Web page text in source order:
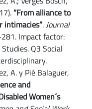
“From alliance to
intimacies”. Journal
Impact factor:
Q3 Social
A. y Pié Balaguer,
and
Women´s